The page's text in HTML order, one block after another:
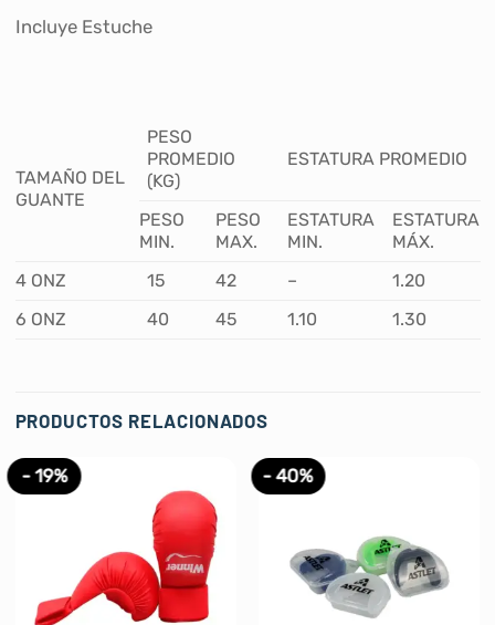
Incluye Estuche
TAMAÑO DEL
GUANTE
PESO
PROMEDIO
(KG)
ESTATURA PROMEDIO
PESO
MIN.
PESO
MAX.
ESTATURA
MIN.
ESTATURA
MÁX.
4 ONZ
15 42 –
1.20
6 ONZ
40 45 1.10 1.30
PRODUCTOS RELACIONADOS
- 19% - 40%